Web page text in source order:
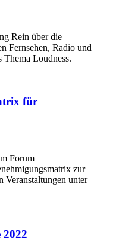
Rein über die
Fernsehen, Radio und
Loudness.
für
Forum
zur
Veranstaltungen unter
2022